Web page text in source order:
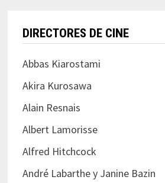
DIRECTORES DE CINE
Abbas Kiarostami
Akira Kurosawa
Alain Resnais
Albert Lamorisse
Alfred Hitchcock
André Labarthe y Janine Bazin